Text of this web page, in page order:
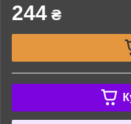
244 ₴